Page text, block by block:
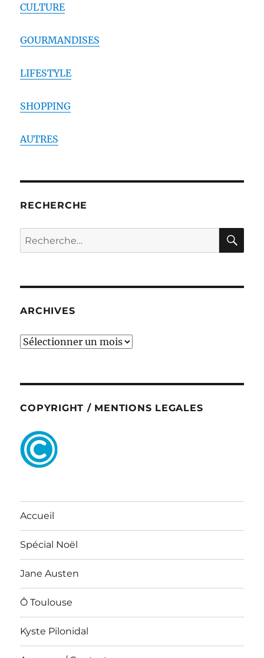
CULTURE
GOURMANDISES
LIFESTYLE
SHOPPING
AUTRES
RECHERCHE
Recherche
pour :
ARCHIVES
ARCHIVES
COPYRIGHT / MENTIONS LEGALES
Accueil
Spécial Noël
Jane Austen
Ô Toulouse
Kyste Pilonidal